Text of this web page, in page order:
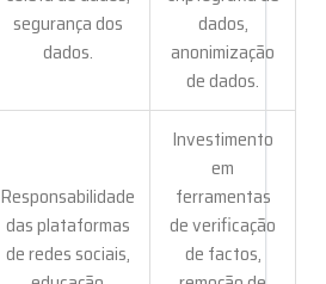
segurança dos
dados.
dados,
anonimização
de dados.
Responsabilidade
das plataformas
de redes sociais,
Investimento
em
ferramentas
de verificação
de factos,